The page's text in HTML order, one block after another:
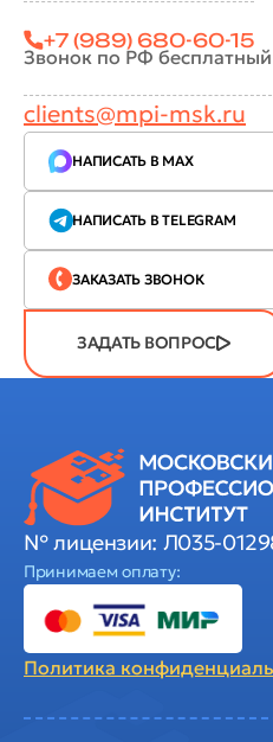
+7 (989) 680-60-15
Звонок по РФ бесплатный
clients@mpi-msk.ru
НАПИСАТЬ В MAX
НАПИСАТЬ В TELEGRAM
ЗАКАЗАТЬ ЗВОНОК
ЗАДАТЬ ВОПРОС
№ лицензии: Л035-
Принимаем оплату:
Политика